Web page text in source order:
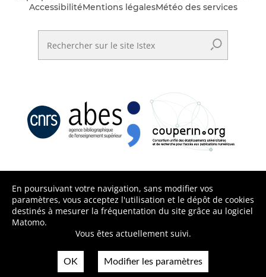
AccessibilitéMentions légalesMétéo des services
En poursuivant votre navigation, sans modifier vos
paramètres, vous acceptez l'utilisation et le dépôt de cookies
destinés à mesurer la fréquentation du site grâce au logiciel
Matomo.
Vous êtes actuellement suivi.
OK Modifier les paramètres